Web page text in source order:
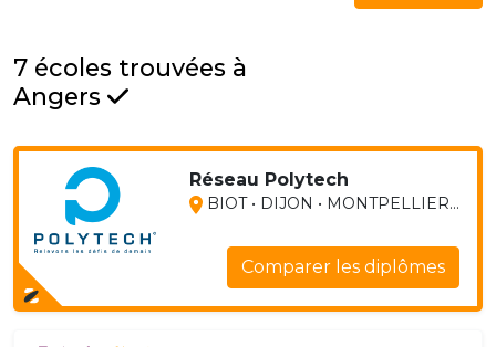
7 écoles trouvées à
Angers
Réseau Polytech
BIOT • DIJON • MONTPELLIER...
Comparer les diplômes